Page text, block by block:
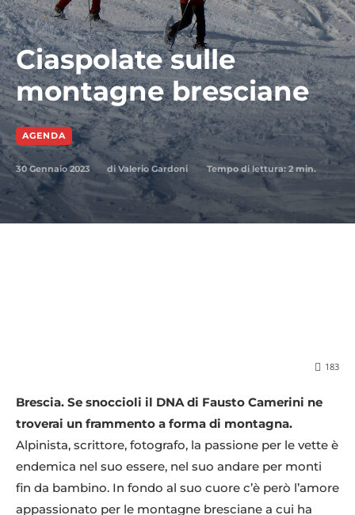
Ciaspolate sulle
montagne bresciane
AGENDA
30 Gennaio 2023 di Valerio Gardoni Tempo di lettura: 2 min.
183
Brescia. Se snoccioli il DNA di Fausto Camerini ne
troverai un frammento a forma di montagna.
Alpinista, scrittore, fotografo, la passione per le vette è
endemica nel suo essere, nel suo andare per monti
fin da bambino. In fondo al suo cuore c’è però l’amore
appassionato per le montagne bresciane a cui ha